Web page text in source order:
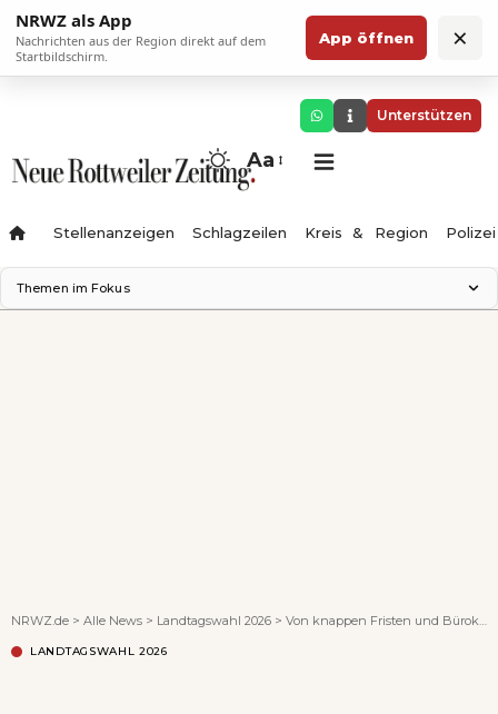
NRWZ als App
Nachrichten aus der Region direkt auf dem
Startbildschirm.
App öffnen ×
Unterstützen
Aa
Stellenanzeigen Schlagzeilen Kreis & Region Polizei
Themen im Fokus
NRWZ.de > Alle News > Landtagswahl 2026 > Von knappen Fristen und Bürokratie
LANDTAGSWAHL 2026